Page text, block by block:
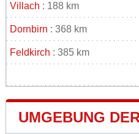
Villach : 188 km
Dornbirn : 368 km
Feldkirch : 385 km
UMGEBUNG